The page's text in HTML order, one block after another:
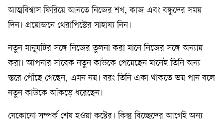
আত্মবিশ্বাস ফিরিয়ে আনতে নিজের শখ, কাজ এবং বন্ধুদের সময়
দিন। প্রয়োজনে থেরাপিস্টের সাহায্য নিন।
নতুন মানুষটির সঙ্গে নিজের তুলনা করা মানে নিজের সঙ্গে অন্যায়
করা। আপনার সাবেক নতুন কাউকে পেয়েছেন মানেই তিনি অন্য
স্তরে পৌঁছে গেছেন, এমন নয়। বরং তিনি একা থাকতে ভয় পান বলে
নতুন কাউকে আঁকড়ে ধরেছেন।
যেকোনো সম্পর্ক শেষ হওয়া কষ্টের। কিন্তু বিচ্ছেদের আগেই অন্য